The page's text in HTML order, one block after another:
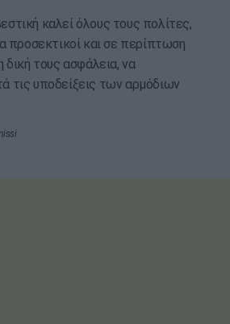
καλεί όλους τους πολίτες,
προσεκτικοί και σε περίπτωση
δική τους ασφάλεια, να
τις υποδείξεις των αρμόδιων